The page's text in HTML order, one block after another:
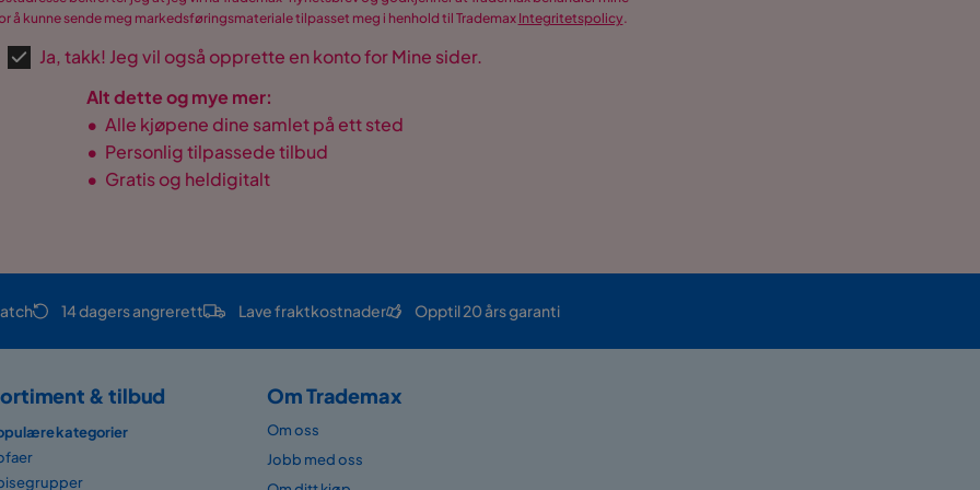
å kunne sende meg markedsføringsmateriale tilpasset meg i henhold til Trademax Integritetspolicy.
Ja, takk! Jeg vil også opprette en konto for Mine sider.
Alt dette og mye mer:
• Alle kjøpene dine samlet på ett sted
• Personlig tilpassede tilbud
• Gratis og heldigitalt
14 dagers angrerett Lave fraktkostnader Opptil 20 års garanti
& tilbud
kategorier
Om Trademax
Om oss
Jobb med oss